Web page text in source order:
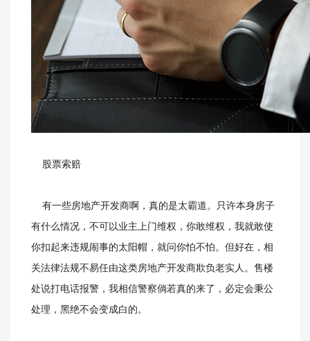
股票索赔
有一些房地产开发商啊，真的是太霸道。只许本身房子
有什么情况，不可以业主上门维权，你敢维权，我就敢使
你扣起来违规闹事的太阳帽，就问你怕不怕。但好在，相
关法律法规不易任由这类房地产开发商欺负老实人。售楼
处说打电话报警，我相信警察倘若真的来了，必定会秉公
处理，黑绝不会变成白的。